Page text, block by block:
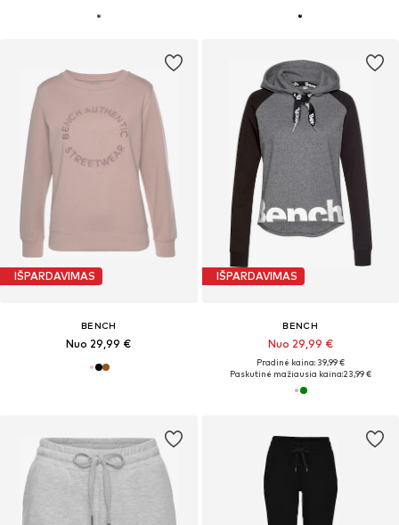
IŠPARDAVIMAS
BENCH
Nuo 29,99 €
IŠPARDAVIMAS
BENCH
Nuo 29,99 €
Pradinė kaina: 39,99 €
Paskutinė mažiausia kaina:23,99 €